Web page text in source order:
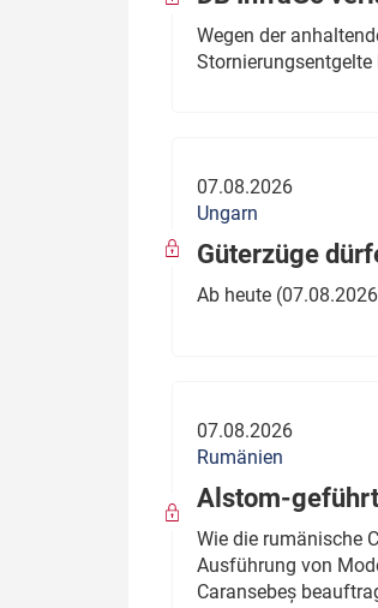
Wegen der
07.08.2026
Ungarn
Güterzüge
Ab heute
07.08.2026
Rumänien
Alstom-
Wie die rumänische
Ausführung von
Caransebeș